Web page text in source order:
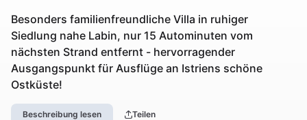
Besonders familienfreundliche Villa in ruhiger
Siedlung nahe Labin, nur 15 Autominuten vom
nächsten Strand entfernt - hervorragender
Ausgangspunkt für Ausflüge an Istriens schöne
Ostküste!
Beschreibung lesen Teilen